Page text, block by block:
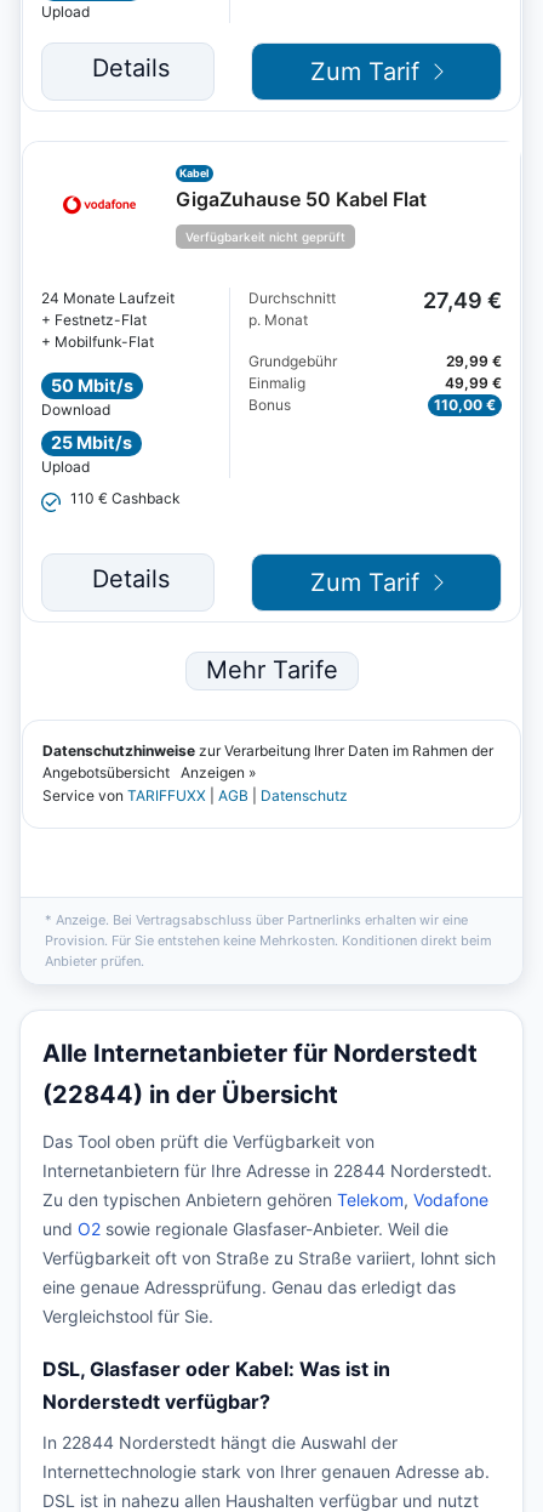
* Anzeige. Bei Vertragsabschluss über Partnerlinks erhalten wir eine
Provision. Für Sie entstehen keine Mehrkosten. Konditionen direkt beim
Anbieter prüfen.
Alle Internetanbieter für Norderstedt
(22844) in der Übersicht
Das Tool oben prüft die Verfügbarkeit von
Internetanbietern für Ihre Adresse in 22844 Norderstedt.
Zu den typischen Anbietern gehören Telekom, Vodafone
und O2 sowie regionale Glasfaser-Anbieter. Weil die
Verfügbarkeit oft von Straße zu Straße variiert, lohnt sich
eine genaue Adressprüfung. Genau das erledigt das
Vergleichstool für Sie.
DSL, Glasfaser oder Kabel: Was ist in
Norderstedt verfügbar?
In 22844 Norderstedt hängt die Auswahl der
Internettechnologie stark von Ihrer genauen Adresse ab.
DSL ist in nahezu allen Haushalten verfügbar und nutzt